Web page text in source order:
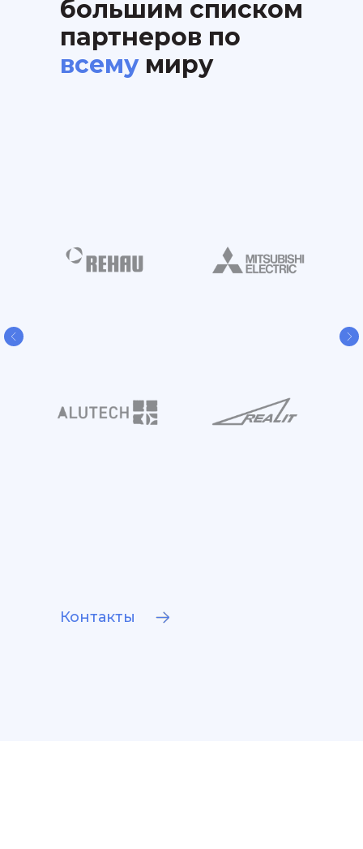
большим списком
партнеров по
всемумиру
Контакты